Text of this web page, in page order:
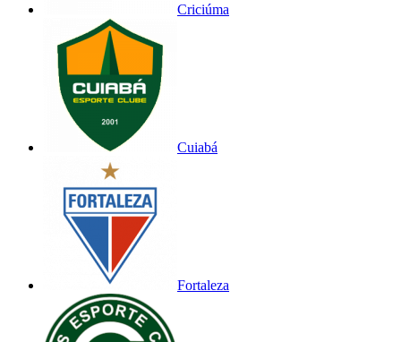
Criciúma
Cuiabá
Fortaleza